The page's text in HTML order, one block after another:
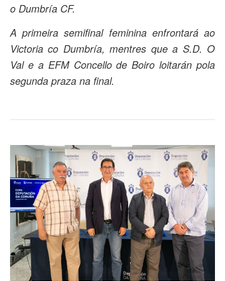
o Dumbría CF.
A primeira semifinal feminina enfrontará ao
Victoria co Dumbría, mentres que a S.D. O
Val e a EFM Concello de Boiro loitarán pola
segunda praza na final.